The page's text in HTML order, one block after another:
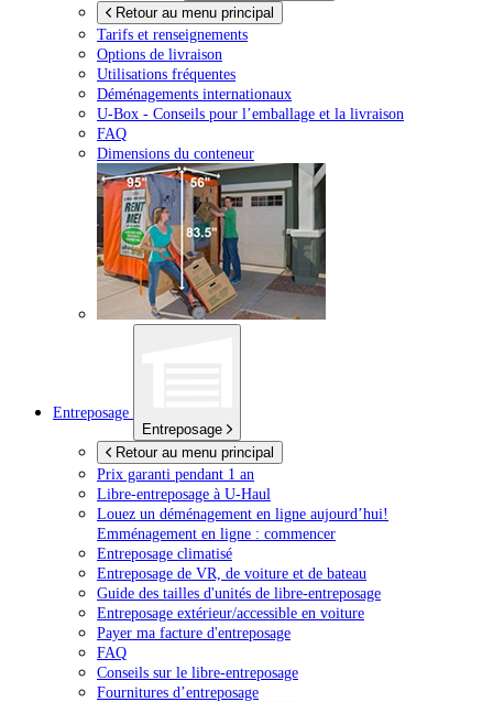
Retour au menu principal
Tarifs et renseignements
Options de livraison
Utilisations fréquentes
Déménagements internationaux
U-Box - Conseils pour l’emballage et la livraison
FAQ
Dimensions du conteneur
Entreposage
Entreposage
Retour au menu principal
Prix garanti pendant 1 an
Libre-entreposage à U-Haul
Louez un déménagement en ligne aujourd’hui!
Emménagement en ligne : commencer
Entreposage climatisé
Entreposage de VR, de voiture et de bateau
Guide des tailles d'unités de libre-entreposage
Entreposage extérieur/accessible en voiture
Payer ma facture d'entreposage
FAQ
Conseils sur le libre-entreposage
Fournitures d’entreposage